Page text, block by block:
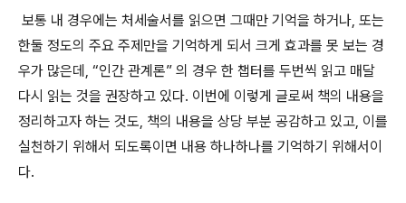
보통 내 경우에는 처세술서를 읽으면 그때만 기억을 하거나, 또는
한둘 정도의 주요 주제만을 기억하게 되서 크게 효과를 못 보는 경
우가 많은데, “인간 관계론” 의 경우 한 챕터를 두번씩 읽고 매달
다시 읽는 것을 권장하고 있다. 이번에 이렇게 글로써 책의 내용을
정리하고자 하는 것도, 책의 내용을 상당 부분 공감하고 있고, 이를
실천하기 위해서 되도록이면 내용 하나하나를 기억하기 위해서이
다.